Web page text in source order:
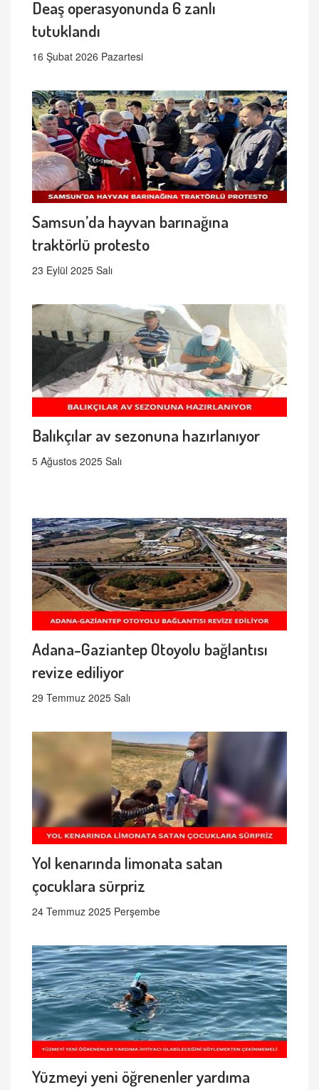
Deaş operasyonunda 6 zanlı
tutuklandı
16 Şubat 2026 Pazartesi
Samsun’da hayvan barınağına
traktörlü protesto
23 Eylül 2025 Salı
Balıkçılar av sezonuna hazırlanıyor
5 Ağustos 2025 Salı
Adana-Gaziantep Otoyolu bağlantısı
revize ediliyor
29 Temmuz 2025 Salı
Yol kenarında limonata satan
çocuklara sürpriz
24 Temmuz 2025 Perşembe
Yüzmeyi yeni öğrenenler yardıma